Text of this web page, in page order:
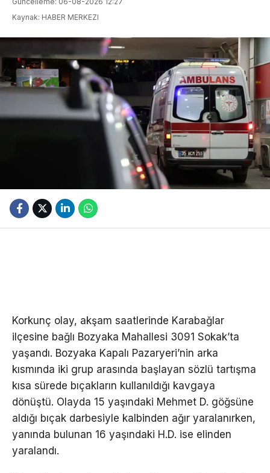
Kaynak: HABER MERKEZI
Korkunç olay, akşam saatlerinde Karabağlar
ilçesine bağlı Bozyaka Mahallesi 3091 Sokak’ta
yaşandı. Bozyaka Kapalı Pazaryeri’nin arka
kısmında iki grup arasında başlayan sözlü tartışma
kısa sürede bıçakların kullanıldığı kavgaya
dönüştü. Olayda 15 yaşındaki Mehmet D. göğsüne
aldığı bıçak darbesiyle kalbinden ağır yaralanırken,
yanında bulunan 16 yaşındaki H.D. ise elinden
yaralandı.